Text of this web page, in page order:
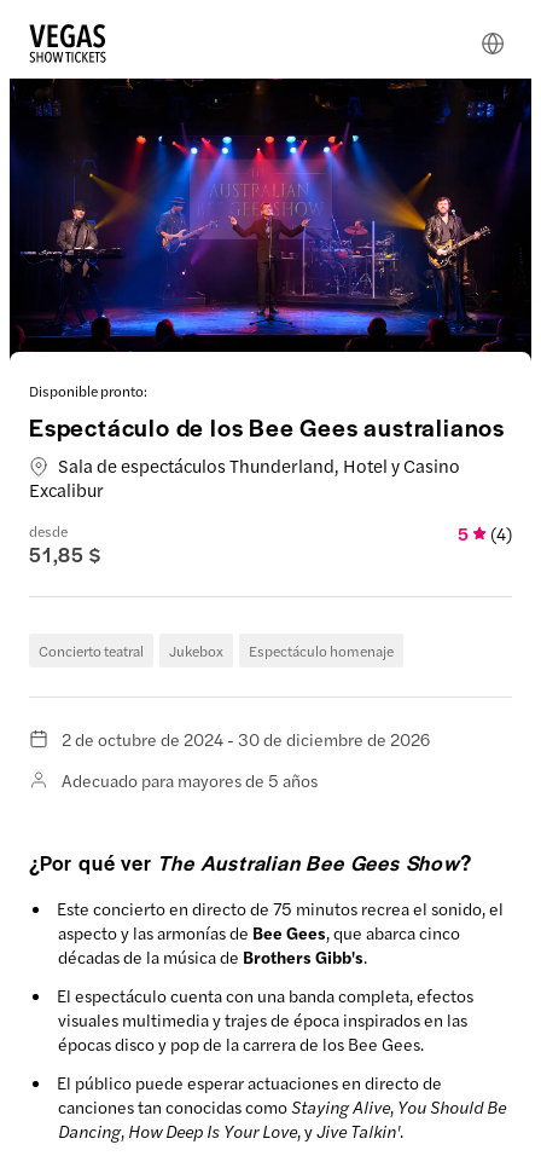
Disponible pronto:
Espectáculo de los Bee Gees australianos
Sala de espectáculos Thunderland, Hotel y Casino
Excalibur
desde
51,85 $
5 (4)
Concierto teatral Jukebox Espectáculo homenaje
2 de octubre de 2024 - 30 de diciembre de 2026
Adecuado para mayores de 5 años
¿Por qué ver The Australian Bee Gees Show?
Este concierto en directo de 75 minutos recrea el sonido, el
aspecto y las armonías de Bee Gees, que abarca cinco
décadas de la música de Brothers Gibb's.
El espectáculo cuenta con una banda completa, efectos
visuales multimedia y trajes de época inspirados en las
épocas disco y pop de la carrera de los Bee Gees.
El público puede esperar actuaciones en directo de
canciones tan conocidas comoStaying Alive, You Should Be
Dancing, How Deep Is Your Love, yJive Talkin'.